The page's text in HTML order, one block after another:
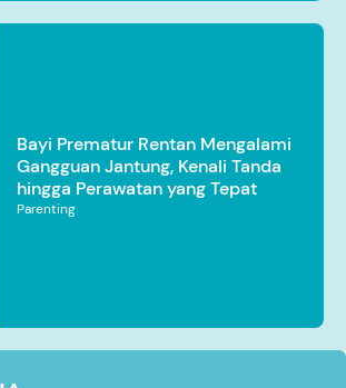
Bayi Prematur Rentan Mengalami
Gangguan Jantung, Kenali Tanda
hingga Perawatan yang Tepat
Parenting